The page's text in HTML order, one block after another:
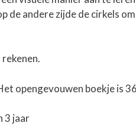
de andere zijde de cirkels
opengevouwen boekje is
3 jaar